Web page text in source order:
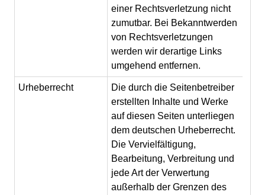
einer Rechtsverletzung nicht
zumutbar. Bei Bekanntwerden
von Rechtsverletzungen
werden wir derartige Links
umgehend entfernen.
Urheberrecht
Die durch die Seitenbetreiber
erstellten Inhalte und Werke
auf diesen Seiten unterliegen
dem deutschen Urheberrecht.
Die Vervielfältigung,
Bearbeitung, Verbreitung und
jede Art der Verwertung
außerhalb der Grenzen des